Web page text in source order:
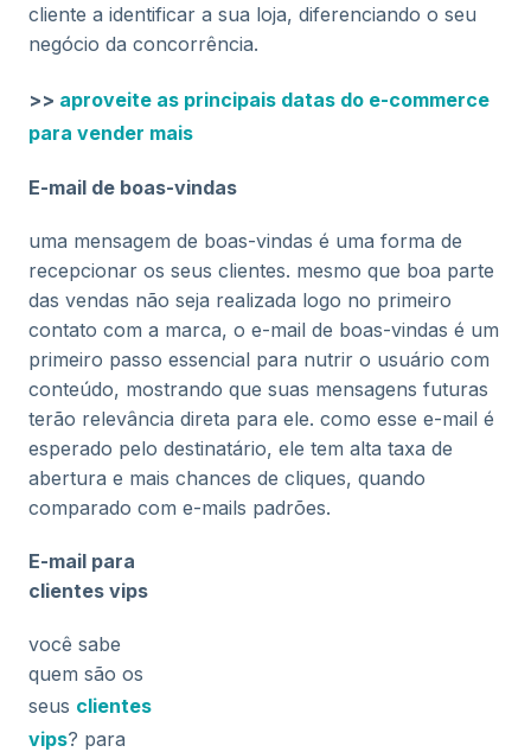
cliente a identificar a sua loja, diferenciando o seu
negócio da concorrência.
>> aproveite as principais datas do e-commerce
para vender mais
E-mail de boas-vindas
uma mensagem de boas-vindas é uma forma de
recepcionar os seus clientes. mesmo que boa parte
das vendas não seja realizada logo no primeiro
contato com a marca, o e-mail de boas-vindas é um
primeiro passo essencial para nutrir o usuário com
conteúdo, mostrando que suas mensagens futuras
terão relevância direta para ele. como esse e-mail é
esperado pelo destinatário, ele tem alta taxa de
abertura e mais chances de cliques, quando
comparado com e-mails padrões.
E-mail para
clientes vips
você sabe
quem são os
seus clientes
vips? para